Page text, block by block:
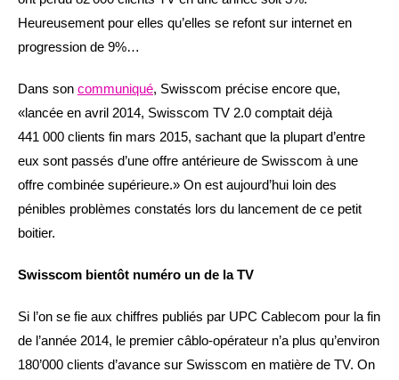
Heureusement pour elles qu’elles se refont sur internet en
progression de 9%…
Dans son communiqué, Swisscom précise encore que,
«lancée en avril 2014, Swisscom TV 2.0 comptait déjà
441 000 clients fin mars 2015, sachant que la plupart d’entre
eux sont passés d’une offre antérieure de Swisscom à une
offre combinée supérieure.» On est aujourd’hui loin des
pénibles problèmes constatés lors du lancement de ce petit
boitier.
Swisscom bientôt numéro un de la TV
Si l’on se fie aux chiffres publiés par UPC Cablecom pour la fin
de l’année 2014, le premier câblo-opérateur n’a plus qu’environ
180’000 clients d’avance sur Swisscom en matière de TV. On